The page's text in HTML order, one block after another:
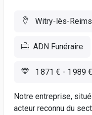
Witry-lès-
ADN Funéraire
1 871 € - 1 989 €
Notre entreprise,
acteur reconnu du